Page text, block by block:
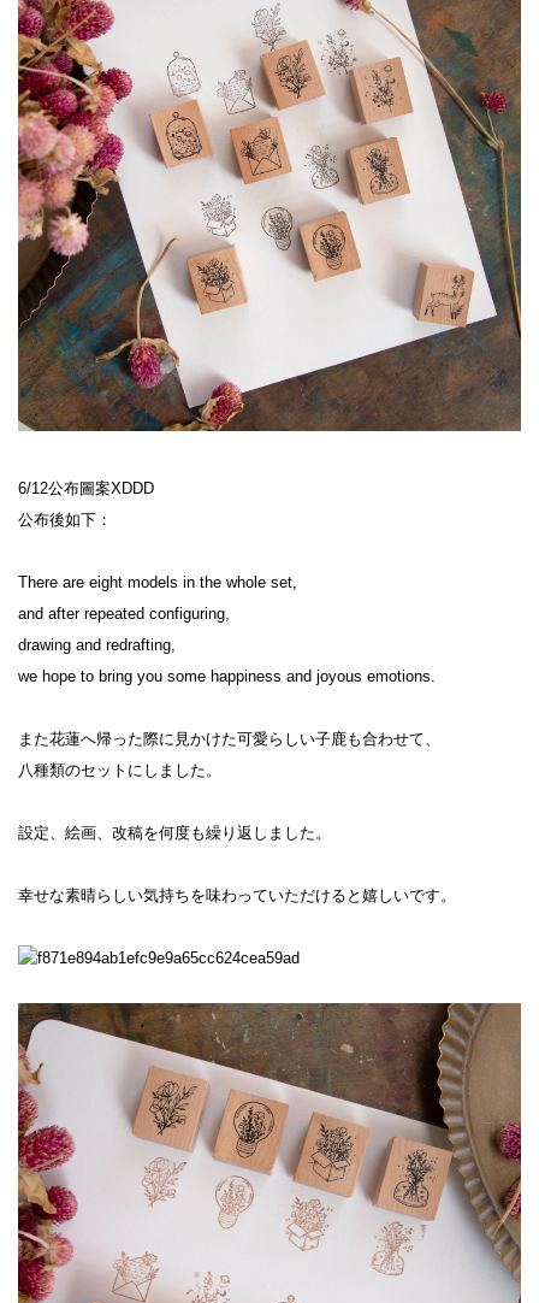
6/12公布圖案XDDD
公布後如下：
There are eight models in the whole set,
and after repeated configuring,
drawing and redrafting,
we hope to bring you some happiness and joyous emotions.
また花蓮へ帰った際に見かけた可愛らしい子鹿も合わせて、
八種類のセットにしました。
設定、絵画、改稿を何度も繰り返しました。
幸せな素晴らしい気持ちを味わっていただけると嬉しいです。